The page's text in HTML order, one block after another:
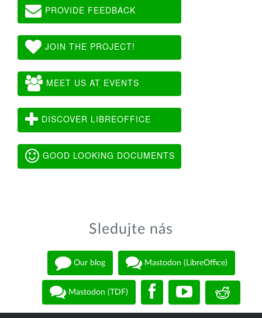
PROVIDE FEEDBACK
JOIN THE PROJECT!
MEET US AT EVENTS
DISCOVER LIBREOFFICE
GOOD LOOKING DOCUMENTS
Sledujte nás
Our blog Mastodon (LibreOffice)
Mastodon (TDF)